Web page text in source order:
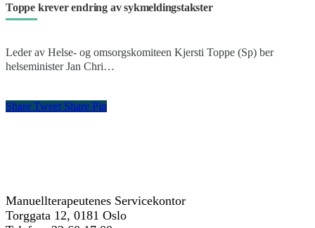
Toppe krever endring av sykmeldingstakster
Leder av Helse- og omsorgskomiteen Kjersti Toppe (Sp) ber
helseminister Jan Chri…
Share Tweet Share Pin
Manuellterapeutenes Servicekontor
Torggata 12, 0181 Oslo